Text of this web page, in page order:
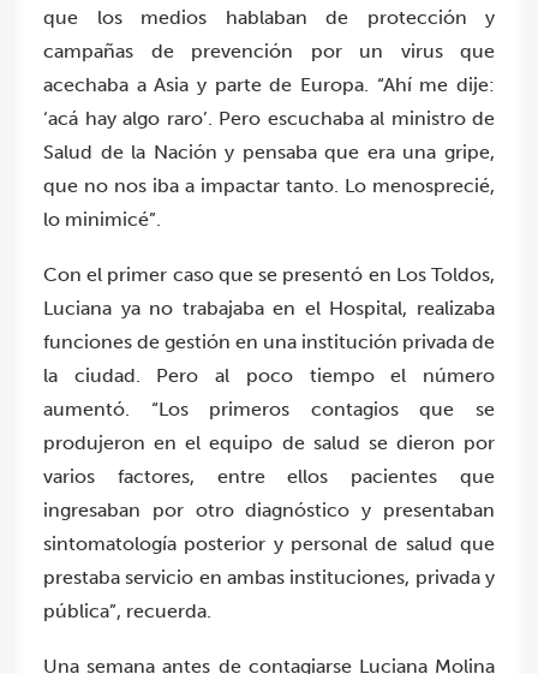
que los medios hablaban de protección y
campañas de prevención por un virus que
acechaba a Asia y parte de Europa. “Ahí me dije:
‘acá hay algo raro’. Pero escuchaba al ministro de
Salud de la Nación y pensaba que era una gripe,
que no nos iba a impactar tanto. Lo menosprecié,
lo minimicé”.
Con el primer caso que se presentó en Los Toldos,
Luciana ya no trabajaba en el Hospital, realizaba
funciones de gestión en una institución privada de
la ciudad. Pero al poco tiempo el número
aumentó. “Los primeros contagios que se
produjeron en el equipo de salud se dieron por
varios factores, entre ellos pacientes que
ingresaban por otro diagnóstico y presentaban
sintomatología posterior y personal de salud que
prestaba servicio en ambas instituciones, privada y
pública”, recuerda.
Una semana antes de contagiarse Luciana Molina